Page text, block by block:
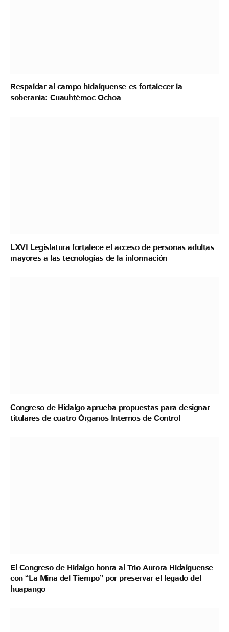
Respaldar al campo hidalguense es fortalecer la
soberanía: Cuauhtémoc Ochoa
LXVI Legislatura fortalece el acceso de personas adultas
mayores a las tecnologías de la información
Congreso de Hidalgo aprueba propuestas para designar
titulares de cuatro Órganos Internos de Control
El Congreso de Hidalgo honra al Trío Aurora Hidalguense
con “La Mina del Tiempo” por preservar el legado del
huapango